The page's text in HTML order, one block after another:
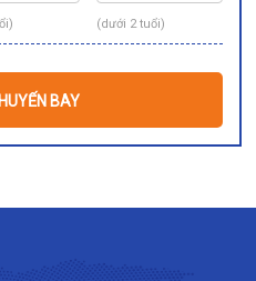
(dưới 2 tuổi)
BAY